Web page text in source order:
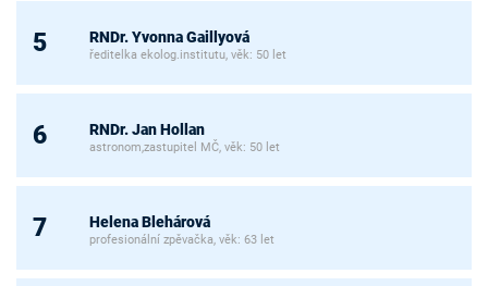
5 RNDr. Yvonna Gaillyová
ředitelka ekolog.institutu, věk: 50 let
6 RNDr. Jan Hollan
astronom,zastupitel MČ, věk: 50 let
7 Helena Blehárová
profesionální zpěvačka, věk: 63 let